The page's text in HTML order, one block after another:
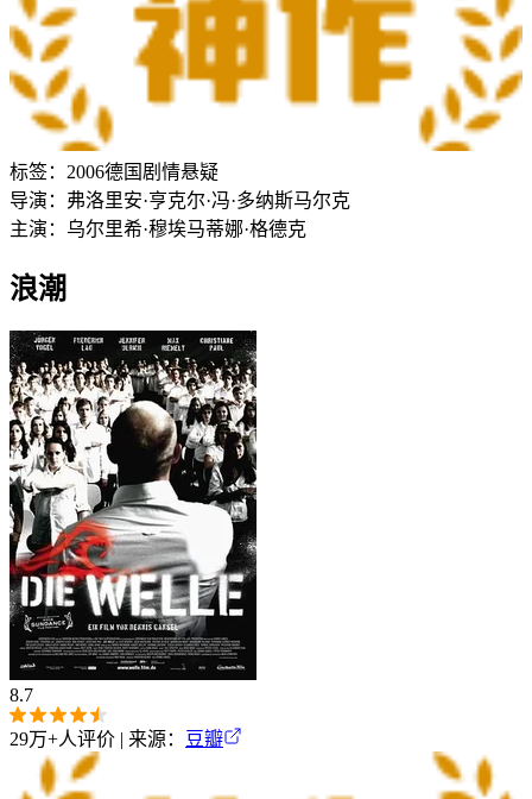
标签： 2006德国 剧情悬疑
导演： 弗洛里安·亨克尔·冯·多纳斯马尔克
主演： 乌尔里希·穆埃马蒂娜·格德克
浪潮
8.7
29万+人评价 | 来源： 豆瓣